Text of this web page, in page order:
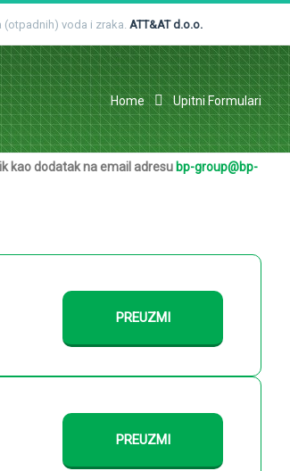
(otpadnih) voda i zraka. ATT&AT d.o.o.
Home Upitni Formulari
kao dodatak na email adresu bp-group@bp-
PREUZMI
PREUZMI